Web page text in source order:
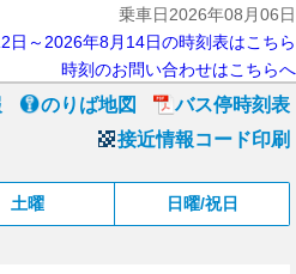
乗車日2026年08月06日
日～2026年8月14日の時刻表はこちら
時刻のお問い合わせはこちらへ
のりば地図
バス停時刻表
接近情報コード印刷
土曜 日曜/祝日